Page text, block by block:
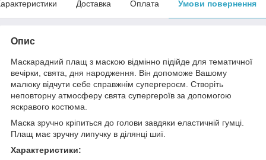
Доставка Оплата Умови повернення
Опис
Маскарадний плащ з маскою відмінно підійде для тематичної
вечірки, свята, дня народження. Він допоможе Вашому
малюку відчути себе справжнім супергероєм. Створіть
неповторну атмосферу свята супергероїв за допомогою
яскравого костюма.
Маска зручно кріпиться до голови завдяки еластичній гумці.
Плащ має зручну липучку в ділянці шиї.
Характеристики: